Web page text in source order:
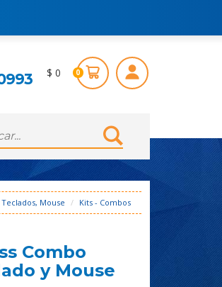
$ 0 0
Teclados, Mouse Kits - Combos
Combo
y Mouse